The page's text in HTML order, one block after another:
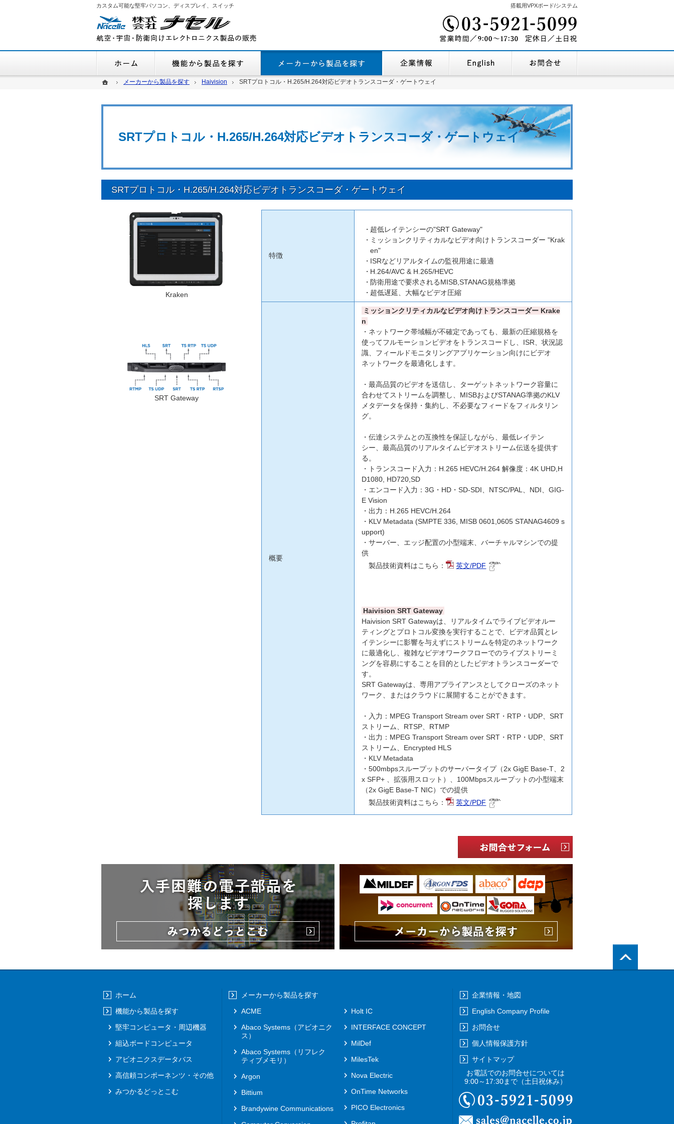
ホームメーカーから製品を探す Haivision SRTプロトコル・H.265/H.264対応ビデオトランスコーダ・ゲートウェイ
SRTプロトコル・H.265/H.264対応ビデオトランスコーダ・ゲートウェイ
搭載用VPXボード/システム
カスタム可能な堅牢パソコン、ディスプレイ、スイッチ
SRTプロトコル・H.265/H.264対応ビデオトランスコーダ・ゲートウェイ
Kraken
SRT Gateway
特徴
超低レイテンシーの"SRT Gateway"
ミッションクリティカルなビデオ向けトランスコーダー "Krak
en"
ISRなどリアルタイムの監視用途に最適
H.264/AVC & H.265/HEVC
防衛用途で要求されるMISB,STANAG規格準拠
超低遅延、大幅なビデオ圧縮
概要
ミッションクリティカルなビデオ向けトランスコーダー Krake
n
・ネットワーク帯域幅が不確定であっても、最新の圧縮規格を
使ってフルモーションビデオをトランスコードし、ISR、状況認
識、フィールドモニタリングアプリケーション向けにビデオ
ネットワークを最適化します。
・最高品質のビデオを送信し、ターゲットネットワーク容量に
合わせてストリームを調整し、MISBおよびSTANAG準拠のKLV
メタデータを保持・集約し、不必要なフィードをフィルタリン
グ。
・伝達システムとの互換性を保証しながら、最低レイテン
シー、最高品質のリアルタイムビデオストリーム伝送を提供す
る。
・トランスコード入力：H.265 HEVC/H.264 解像度：4K UHD,H
D1080, HD720,SD
・エンコード入力：3G・HD・SD-SDI、NTSC/PAL、NDI、GIG-
E Vision
・出力：H.265 HEVC/H.264
・KLV Metadata (SMPTE 336, MISB 0601,0605 STANAG4609 s
upport)
・サーバー、エッジ配置の小型端末、バーチャルマシンでの提
供
製品技術資料はこちら：
英文/PDF
Haivision SRT Gateway
Haivision SRT Gatewayは、リアルタイムでライブビデオルー
ティングとプロトコル変換を実行することで、ビデオ品質とレ
イテンシーに影響を与えずにストリームを特定のネットワーク
に最適化し、複雑なビデオワークフローでのライブストリーミ
ングを容易にすることを目的としたビデオトランスコーダーで
す。
SRT Gatewayは、専用アプライアンスとしてクローズのネット
ワーク、またはクラウドに展開することができます。
・入力：MPEG Transport Stream over SRT・RTP・UDP、SRT
ストリーム、RTSP、RTMP
・出力：MPEG Transport Stream over SRT・RTP・UDP、SRT
ストリーム、Encrypted HLS
・KLV Metadata
・500mbpsスループットのサーバータイプ（2x GigE Base-T、2
x SFP+ 、拡張用スロット）、100Mbpsスループットの小型端末
（2x GigE Base-T NIC）での提供
製品技術資料はこちら：
英文/PDF
機能から製品を探す
ホームメーカーから製品を探す Haivision SRTプロトコル・H.265/H.264対応ビデオトランスコーダ・ゲートウェイ
ホーム
機能から製品を探す
堅牢コンピュータ・周辺機器
組込ボードコンピュータ
アビオニクスデータバス
高信頼コンポーネンツ・その他
みつかるどっとこむ
メーカーから製品を探す
ACME
Abaco Systems（アビオニク
ス）
Abaco Systems（リフレク
ティブメモリ）
Argon
Bittium
Brandywine Communications
Holt IC
INTERFACE CONCEPT
MilDef
MilesTek
Nova Electric
OnTime Networks
PICO Electronics
企業情報・地図
English Company Profile
お問合せ
個人情報保護方針
サイトマップ
お電話でのお問合せについては
9:00～17:30まで（土日祝休み）